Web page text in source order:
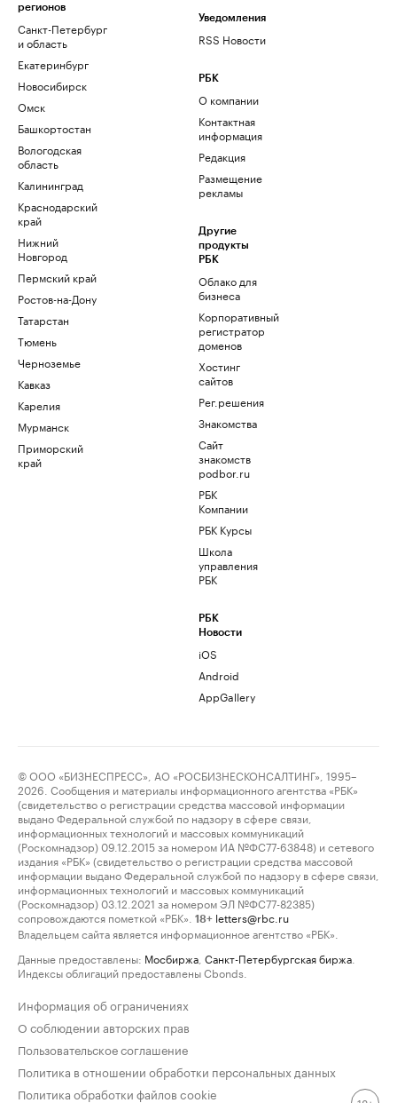
регионов
Санкт-Петербург
и область
Екатеринбург
Новосибирск
Омск
Башкортостан
Вологодская
область
Калининград
Краснодарский
край
Нижний
Новгород
Пермский край
Ростов-на-Дону
Татарстан
Тюмень
Черноземье
Кавказ
Карелия
Мурманск
Приморский
край
Уведомления
RSS Новости
РБК
О компании
Контактная
информация
Редакция
Размещение
рекламы
Другие
продукты
РБК
Облако для
бизнеса
Корпоративный
регистратор
доменов
Хостинг
сайтов
Рег.решения
Знакомства
Сайт
знакомств
podbor.ru
РБК
Компании
РБК Курсы
Школа
управления
РБК
РБК
Новости
iOS
Android
AppGallery
© ООО «БИЗНЕСПРЕСС», АО «РОСБИЗНЕСКОНСАЛТИНГ», 1995–
2026. Сообщения и материалы информационного агентства «РБК»
(свидетельство о регистрации средства массовой информации
выдано Федеральной службой по надзору в сфере связи,
информационных технологий и массовых коммуникаций
(Роскомнадзор) 09.12.2015 за номером ИА №ФС77-63848) и сетевого
издания «РБК» (свидетельство о регистрации средства массовой
информации выдано Федеральной службой по надзору в сфере связи,
информационных технологий и массовых коммуникаций
(Роскомнадзор) 03.12.2021 за номером ЭЛ №ФС77-82385)
сопровождаются пометкой «РБК».
18+ letters@rbc.ru
Владельцем сайта является информационное агентство «РБК».
Данные предоставлены: Мосбиржа Санкт-Петербургская биржа
Индексы облигаций предоставлены Cbonds.
Информация об ограничениях
О соблюдении авторских прав
Пользовательское соглашение
Политика в отношении обработки персональных данных
Политика обработки файлов cookie